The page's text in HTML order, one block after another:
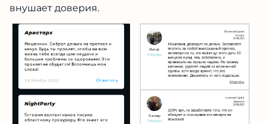
внушает доверия.